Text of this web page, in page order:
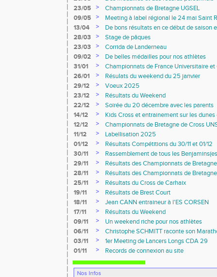
23/05
>
Championnats de Bretagne UGSEL
09/05
>
Meeting à label régional le 24 mai Saint
13/04
>
De bons résultats en ce début de saison
28/03
>
Stage de pâques
23/03
>
Corrida de Landerneau
09/02
>
De belles médailles pour nos athlètes
31/01
>
Championnats de France Universitaire
France FFA en salle
26/01 >
Résulats du weekend du 25 janvier
29/12
>
Voeux 2025
23/12
>
Résultats du Weekend
22/12
>
Soirée du 20 décembre avec les parents
14/12
>
Kids Cross et entrainement sur les dunes
12/12
>
Championnats de Bretagne de Cross
11/12
>
Labellisation 2025
01/12
>
Résultats Compétitions du 30/11 et 01/12
30/11
>
Rassemblement de tous les
L'iroise Athlétisme
29/11 >
Résultats des Championnats de
Rennes
28/11 >
Résultats des Championnats de
25/11
>
Résultats du Cross de Carhaix
19/11
>
Résultats de Brest Court
18/11
>
Jean CANN entraineur à l'ES CORSEN
17/11
>
Résultats du Weekend
09/11
>
Un weekend riche pour nos athlètes
06/11
>
Christophe SCHMITT raconte son
03/11
>
1er Meeting de Lancers Longs CDA 29
01/11
> Records de connexion au site